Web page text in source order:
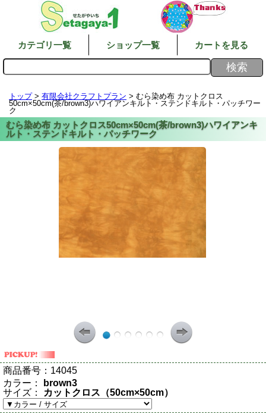
カテゴリ一覧 ショップ一覧 カートを見る
トップ> 有限会社クラフトプラン > むら染め布 カットクロス
50cm×50cm(茶/brown3)ハワイアンキルト・ステンドキルト・パッチワー
ク
商品番号： 14045
カラー：
brown3
サイズ：
カットクロス（50cm×50cm）